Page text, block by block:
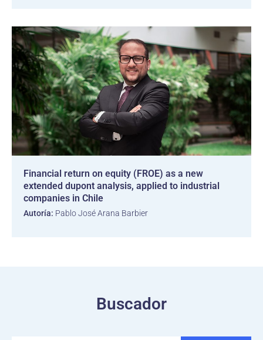
Financial return on equity (FROE) as a new
extended dupont analysis, applied to industrial
companies in Chile
Autoría: Pablo José Arana Barbier
Buscador